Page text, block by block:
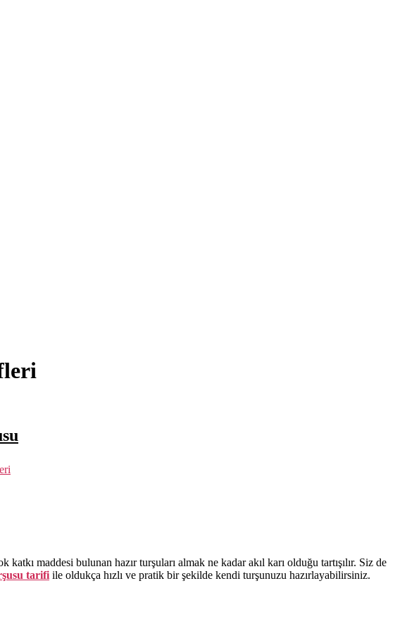
maddesi bulunan hazır turşuları almak ne kadar akıl karı olduğu tartışılır. Siz de
tarifi ile oldukça hızlı ve pratik bir şekilde kendi turşunuzu hazırlayabilirsiniz.